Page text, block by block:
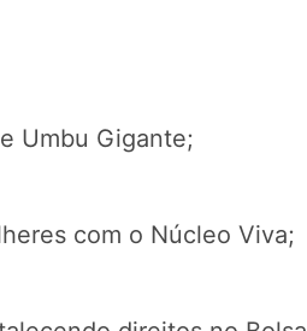
Umbu Gigante;
com o Núcleo Viva;